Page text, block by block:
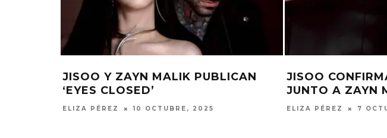
COLABORACIÓN
MALIK
7 OCTUBRE, 2025
LORDE COMPARTE EL SINGLE
ELIZA PÉREZ 20 JUNIO, 2025